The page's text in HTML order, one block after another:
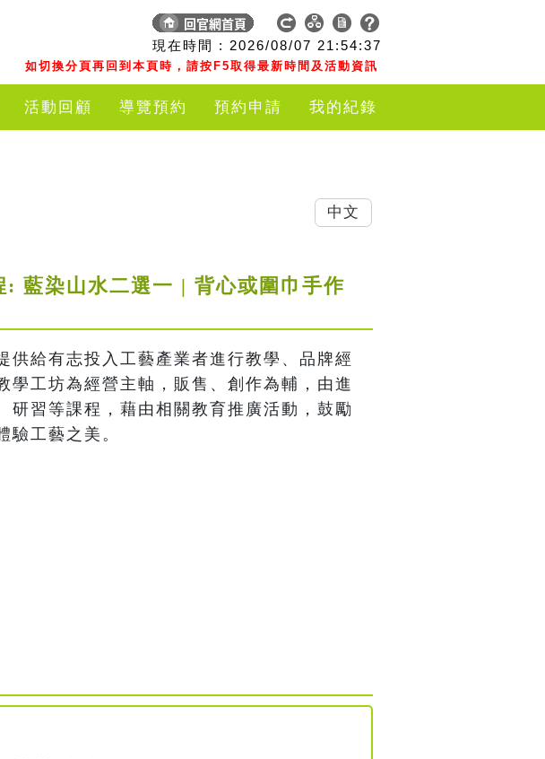
現在時間 : 2026/08/07 21:54:38
如切換分頁再回到本頁時，請按F5取得最新時間及活動資訊
活動回顧 導覽預約 預約申請 我的紀錄
: 藍染山水二選一 | 背心或圍巾手作
供給有志投入工藝產業者進行教學、品牌經
學工坊為經營主軸，販售、創作為輔，由進
研習等課程，藉由相關教育推廣活動，鼓勵
驗工藝之美。